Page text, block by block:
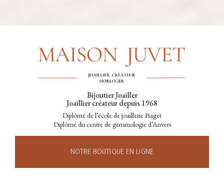
Bijoutier Joailler
Joaillier créateur depuis 1968
Diplômé de l’école de joaillerie Piaget
Diplômé du centre de gemmologie d’Anvers
NOTRE BOUTIQUE EN LIGNE